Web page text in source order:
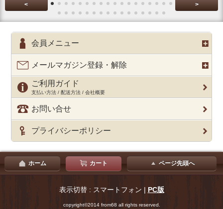
< >
会員メニュー
メールマガジン登録・解除
ご利用ガイド
支払い方法 / 配送方法 / 会社概要
お問い合せ
プライバシーポリシー
ホーム カート ページ先頭へ
表示切替 : スマートフォン | PC版
copyright©2014 from68 all rights reserved.